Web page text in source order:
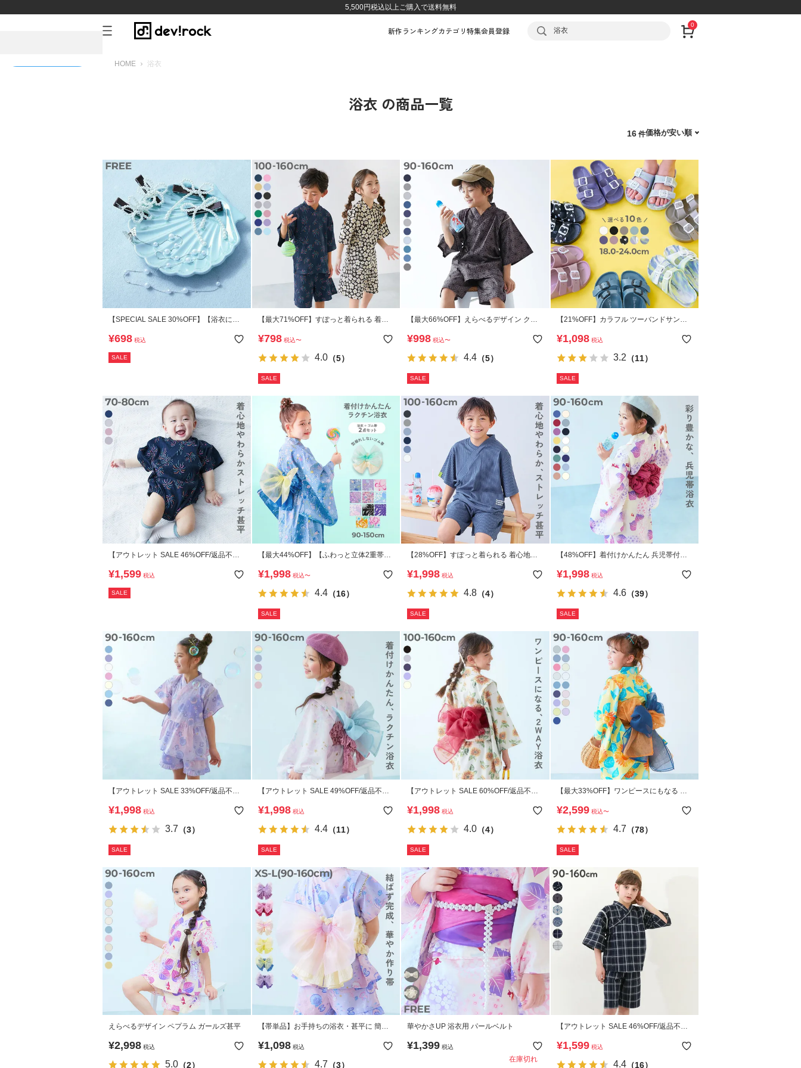
5,500円税込以上ご購入で送料無料
新作ランキングカテゴリ特集会員登録 浴衣
0
HOME 浴衣
浴衣 の商品一覧
価格が安い順
16
【SPECIAL SALE 30%OFF】【浴衣にも
セサリー
¥698 税込
SALE
【最大71%OFF】すぽっと着られる 着心
¥798 税込〜
4.0（5）
SALE
【最大66%OFF】えらべるデザイン クラ
¥998 税込〜
4.4 （5）
SALE
【21%OFF】カラフル ツーバンドサンダ
¥1,098 税込
3.2 （11）
SALE
【アウトレット SALE 46%OFF/返品不
ース
¥1,599 税込
SALE
【最大44%OFF】【ふわっと立体2重帯】
ンピース型浴衣
¥1,998 税込〜
4.4（16）
SALE
【28%OFF】すぽっと着られる 着心地や
¥1,998 税込
4.8 （4）
SALE
【48%OFF】着付けかんたん 兵児帯付き
¥1,998 税込
4.6（39）
SALE
【アウトレット SALE 33%OFF/返品不
甚平
¥1,998 税込
3.7 （3）
SALE
【アウトレット SALE 49%OFF/返品不
ース型浴衣
¥1,998 税込
4.4（11）
SALE
【アウトレット SALE 60%OFF/返品不
パレート ワンピース浴衣
¥1,998 税込
4.0 （4）
SALE
【最大33%OFF】ワンピースにもなる セ
¥2,599 税込〜
4.7 （78）
SALE
えらべるデザイン ペプラム ガールズ甚平
¥2,998 税込
5.0 （2）
【帯単品】お手持ちの浴衣・甚平に 簡単
¥1,098 税込
4.7 （3）
華やかさUP 浴衣用 パールベルト
¥1,399 税込
在庫切れ
【アウトレット SALE 46%OFF/返品不
¥1,599 税込
4.4（16）